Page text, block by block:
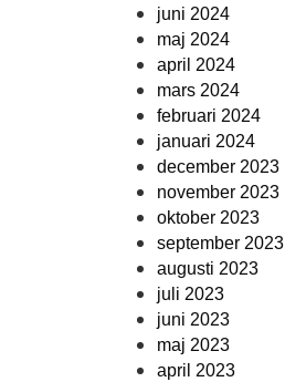
juni 2024
maj 2024
april 2024
mars 2024
februari 2024
januari 2024
december 2023
november 2023
oktober 2023
september 2023
augusti 2023
juli 2023
juni 2023
maj 2023
april 2023